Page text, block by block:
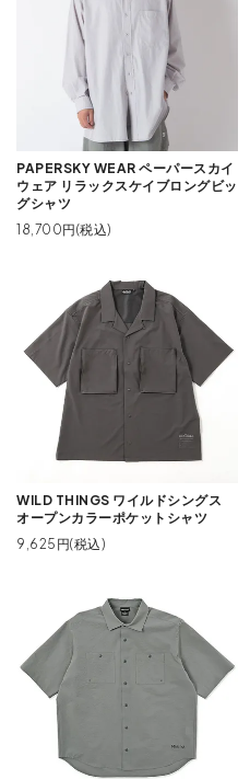
PAPERSKY WEAR ペーパースカイ
ウェア リラックスケイブロングビッ
グシャツ
18,700円(税込)
WILD THINGS ワイルドシングス
オープンカラーポケットシャツ
9,625円(税込)